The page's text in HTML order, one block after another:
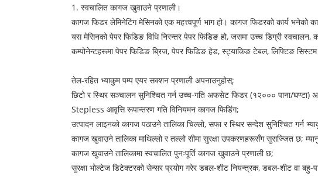
1. स्वचालित कागज खुवाउने प्रणाली।
कागज फिडर लेमिनेटिंग मेसिनको एक महत्त्वपूर्ण भाग हो। कागज फिडरको कार्य भनेको
यस मेसिनको पेपर फिडिङ विधि निरन्तर पेपर फिडिङ हो, जसमा उच्च डिग्री
कम्पोनेन्टहरूमा पेपर फिडिङ ब्रिज, पेपर फिडिङ हेड, स्ट्याकिङ टेबल, लिफ्टिङ
तेल-रहित भ्याकुम पम्प एयर सक्शन प्रणाली अपनाउनुहोस्;
छिटो र स्थिर सञ्चालन सुनिश्चित गर्न उच्च-गति अफसेट फिडर (१२००० पाना/घण्टा)
Stepless आवृत्ति रूपान्तरण गति विनियमन कागज फिडिंग;
उत्पादन लाइनको कागज पठाउने तालिका चिल्लो, सफा र स्थिर सन्देश सुनिश्चित गर्न
कागज खुवाउने तालिका माथिल्लो र तल्लो सीमा सुरक्षा उपकरणहरूसँग सुसज्जित छ;
कागज खुवाउने तालिकामा स्वचालित पुनःपूर्ति कागज खुवाउने प्रणाली छ;
सुरक्षा भोल्टेज डिटेक्टरको सेन्सर प्रयोग गरेर डबल-शीट नियन्त्रक, डबल-शीट वा बहु-